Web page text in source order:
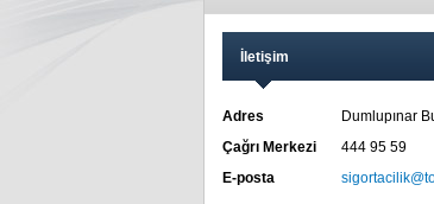
İletişim
Adres
Dumlupınar
Çağrı Merkezi
444 95 59
E-posta